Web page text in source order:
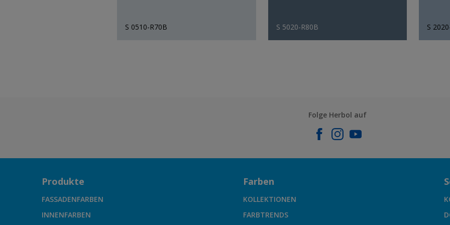
S 0510-R70B S 5020-R80B S
Folge Herbol auf
Produkte
FASSADENFARBEN
INNENFARBEN
Farben
KOLLEKTIONEN
FARBTRENDS